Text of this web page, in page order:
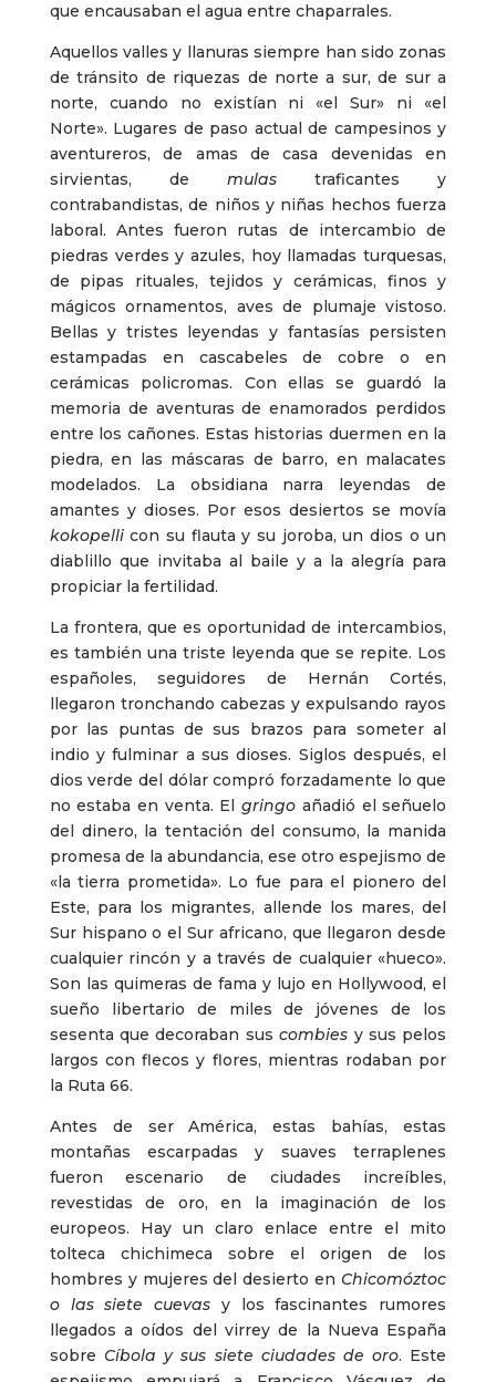
que encausaban el agua entre chaparrales.
Aquellos valles y llanuras siempre han sido zonas
de tránsito de riquezas de norte a sur, de sur a
norte, cuando no existían ni «el Sur» ni «el
Norte». Lugares de paso actual de campesinos y
aventureros, de amas de casa devenidas en
sirvientas, de mulas traficantes y
contrabandistas, de niños y niñas hechos fuerza
laboral. Antes fueron rutas de intercambio de
piedras verdes y azules, hoy llamadas turquesas,
de pipas rituales, tejidos y cerámicas, finos y
mágicos ornamentos, aves de plumaje vistoso.
Bellas y tristes leyendas y fantasías persisten
estampadas en cascabeles de cobre o en
cerámicas policromas. Con ellas se guardó la
memoria de aventuras de enamorados perdidos
entre los cañones. Estas historias duermen en la
piedra, en las máscaras de barro, en malacates
modelados. La obsidiana narra leyendas de
amantes y dioses. Por esos desiertos se movía
kokopellicon su flauta y su joroba, un dios o un
diablillo que invitaba al baile y a la alegría para
propiciar la fertilidad.
La frontera, que es oportunidad de intercambios,
es también una triste leyenda que se repite. Los
españoles, seguidores de Hernán Cortés,
llegaron tronchando cabezas y expulsando rayos
por las puntas de sus brazos para someter al
indio y fulminar a sus dioses. Siglos después, el
dios verde del dólar compró forzadamente lo que
no estaba en venta. Elgringo añadió el señuelo
del dinero, la tentación del consumo, la manida
promesa de la abundancia, ese otro espejismo de
«la tierra prometida». Lo fue para el pionero del
Este, para los migrantes, allende los mares, del
Sur hispano o el Sur africano, que llegaron desde
cualquier rincón y a través de cualquier «hueco».
Son las quimeras de fama y lujo en Hollywood, el
sueño libertario de miles de jóvenes de los
sesenta que decoraban suscombies y sus pelos
largos con flecos y flores, mientras rodaban por
la Ruta 66.
Antes de ser América, estas bahías, estas
montañas escarpadas y suaves terraplenes
fueron escenario de ciudades increíbles,
revestidas de oro, en la imaginación de los
europeos. Hay un claro enlace entre el mito
tolteca chichimeca sobre el origen de los
hombres y mujeres del desierto enChicomóztoc
o las siete cuevas y los fascinantes rumores
llegados a oídos del virrey de la Nueva España
sobre Cíbola y sus siete ciudades de oro. Este